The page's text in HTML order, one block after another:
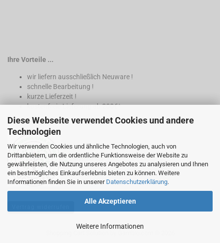
Diese Webseite verwendet Cookies und andere
Technologien
Wir verwenden Cookies und ähnliche Technologien, auch von
Drittanbietern, um die ordentliche Funktionsweise der Website zu
gewährleisten, die Nutzung unseres Angebotes zu analysieren und Ihnen
ein bestmögliches Einkaufserlebnis bieten zu können. Weitere
Informationen finden Sie in unserer Datenschutzerklärung.
Alle Akzeptieren
Weitere Informationen
Ihre Vorteile ...
wir liefern ausschließlich Neuware !
schnelle Bearbeitung !
kurze Lieferzeit !
kostenfreie Lieferung ab 200€*
* nur innerhalb Deutschland